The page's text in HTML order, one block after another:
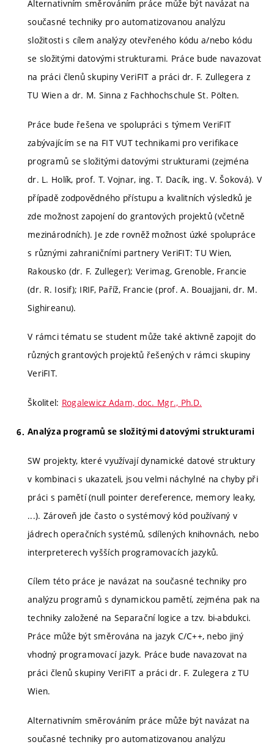
Alternativním směrováním práce může být navázat na
současné techniky pro automatizovanou analýzu
složitosti s cílem analýzy otevřeného kódu a/nebo kódu
se složitými datovými strukturami. Práce bude navazovat
na práci členů skupiny VeriFIT a práci dr. F. Zullegera z
TU Wien a dr. M. Sinna z Fachhochschule St. Pölten.
Práce bude řešena ve spolupráci s týmem VeriFIT
zabývajícím se na FIT VUT technikami pro verifikace
programů se složitými datovými strukturami (zejména
dr. L. Holík, prof. T. Vojnar, ing. T. Dacík, ing. V. Šoková). V
případě zodpovědného přístupu a kvalitních výsledků je
zde možnost zapojení do grantových projektů (včetně
mezinárodních). Je zde rovněž možnost úzké spolupráce
s různými zahraničními partnery VeriFIT: TU Wien,
Rakousko (dr. F. Zulleger); Verimag, Grenoble, Francie
(dr. R. Iosif); IRIF, Paříž, Francie (prof. A. Bouajjani, dr. M.
Sighireanu).
V rámci tématu se student může také aktivně zapojit do
různých grantových projektů řešených v rámci skupiny
VeriFIT.
Školitel: Rogalewicz Adam, doc. Mgr., Ph.D.
Analýza programů se složitými datovými strukturami
SW projekty, které využívají dynamické datové struktury
v kombinaci s ukazateli, jsou velmi náchylné na chyby při
práci s pamětí (null pointer dereference, memory leaky,
...). Zároveň jde často o systémový kód používaný v
jádrech operačních systémů, sdílených knihovnách, nebo
interpreterech vyšších programovacích jazyků.
Cílem této práce je navázat na současné techniky pro
analýzu programů s dynamickou pamětí, zejména pak na
techniky založené na Separační logice a tzv. bi-abdukci.
Práce může být směrována na jazyk C/C++, nebo jiný
vhodný programovací jazyk. Práce bude navazovat na
práci členů skupiny VeriFIT a práci dr. F. Zulegera z TU
Wien.
Alternativním směrováním práce může být navázat na
současné techniky pro automatizovanou analýzu